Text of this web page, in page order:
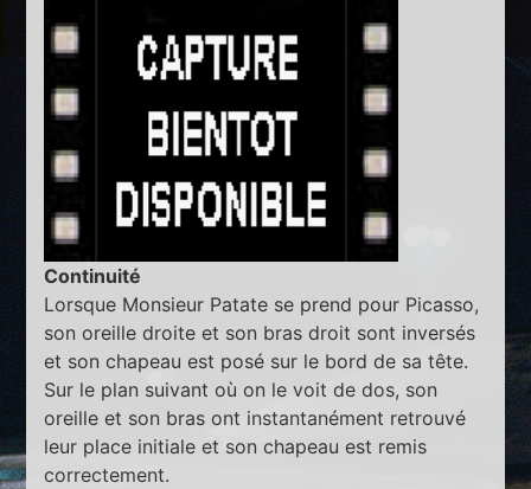
Continuité
Lorsque Monsieur Patate se prend pour Picasso,
son oreille droite et son bras droit sont inversés
et son chapeau est posé sur le bord de sa tête.
Sur le plan suivant où on le voit de dos, son
oreille et son bras ont instantanément retrouvé
leur place initiale et son chapeau est remis
correctement.